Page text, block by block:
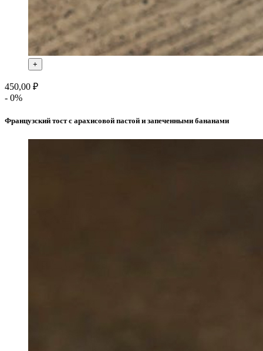
+
450,00 ₽
- 0%
Французский тост с арахисовой пастой и запеченными бананами